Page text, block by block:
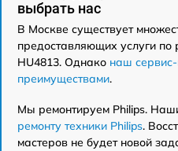
выбрать нас
В Москве существует
предоставляющих услуги по
HU4813. Однако наш
преимуществами.
Мы ремонтируем Philips.
ремонту техники Philips.
мастеров не будет новой